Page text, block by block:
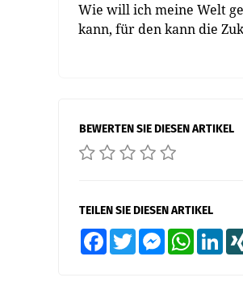
Wie will ich meine Welt
kann, für den kann die
BEWERTEN SIE DIESEN ARTIKEL
TEILEN SIE DIESEN ARTIKEL
FacebookTwitter MessengerWhatsApp